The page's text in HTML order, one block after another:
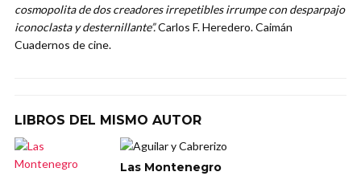
cosmopolita de dos creadores irrepetibles irrumpe con desparpajo
iconoclasta y desternillante”.Carlos F. Heredero. Caimán
Cuadernos de cine.
LIBROS DEL MISMO AUTOR
Las Montenegro